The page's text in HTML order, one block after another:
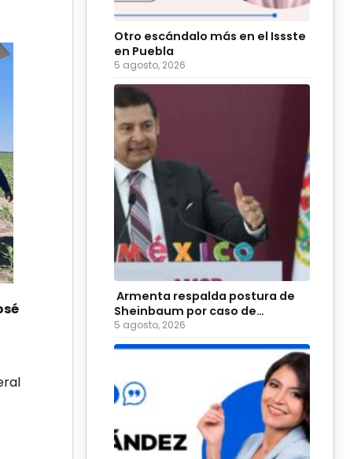
Otro escándalo más en el Issste
en Puebla
5 agosto, 2026
Armenta respalda postura de
Sheinbaum por caso de
diputadas poblanas
5 agosto, 2026